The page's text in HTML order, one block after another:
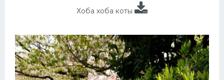
Хоба хоба коты